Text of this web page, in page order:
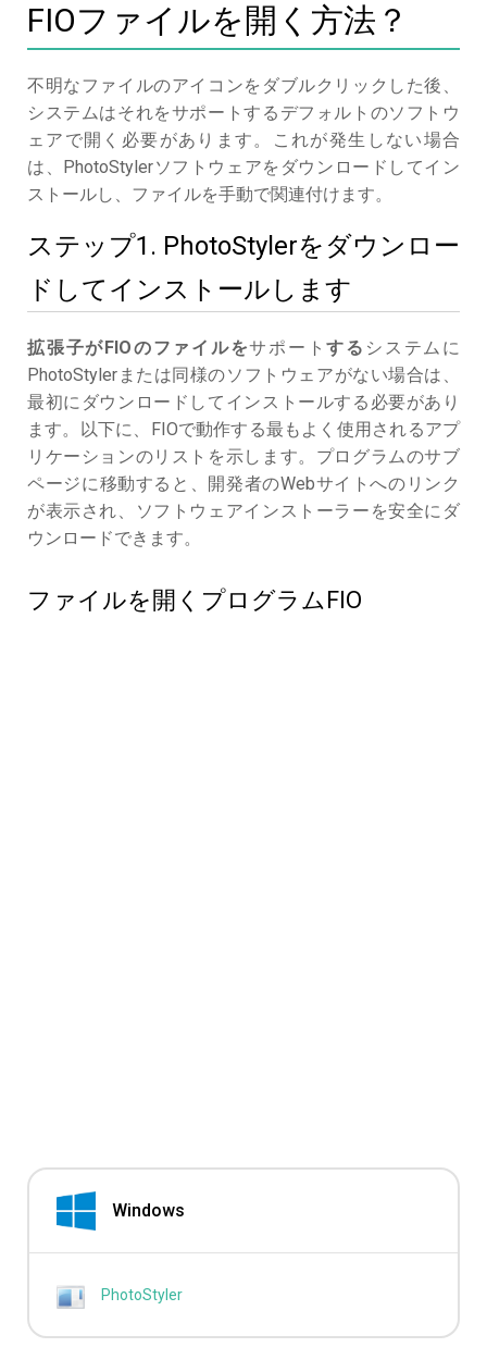
FIOファイルを開く方法？
不明なファイルのアイコンをダブルクリックした後、
システムはそれをサポートするデフォルトのソフトウ
ェアで開く必要があります。これが発生しない場合
は、PhotoStylerソフトウェアをダウンロードしてイン
ストールし、ファイルを手動で関連付けます。
ステップ1. PhotoStylerをダウンロー
ドしてインストールします
拡張子がFIOのファイルをサポートする システムに
PhotoStylerまたは同様のソフトウェアがない場合は、
最初にダウンロードしてインストールする必要があり
ます。以下に、FIOで動作する最もよく使用されるアプ
リケーションのリストを示します。プログラムのサブ
ページに移動すると、開発者のWebサイトへのリンク
が表示され、ソフトウェアインストーラーを安全にダ
ウンロードできます。
ファイルを開くプログラムFIO
Windows
PhotoStyler